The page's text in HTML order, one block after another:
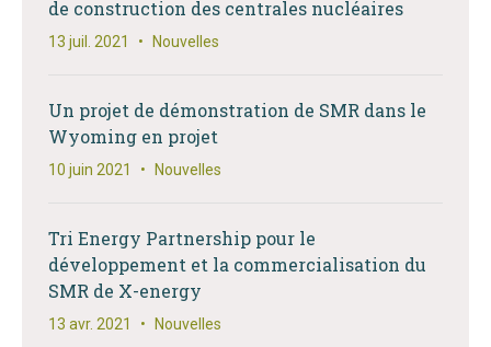
de construction des centrales nucléaires
13 juil. 2021 • Nouvelles
Un projet de démonstration de SMR dans le
Wyoming en projet
10 juin 2021 • Nouvelles
Tri Energy Partnership pour le
développement et la commercialisation du
SMR de X-energy
13 avr. 2021 • Nouvelles